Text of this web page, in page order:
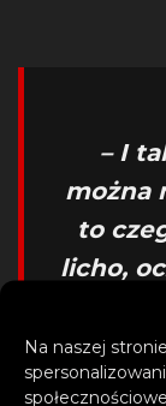
Na naszej
– I
można
to
licho,
– z